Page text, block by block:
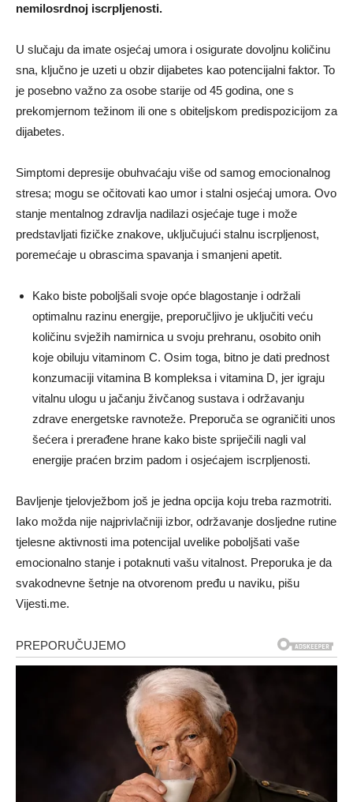
nemilosrdnoj iscrpljenosti.
U slučaju da imate osjećaj umora i osigurate dovoljnu količinu
sna, ključno je uzeti u obzir dijabetes kao potencijalni faktor. To
je posebno važno za osobe starije od 45 godina, one s
prekomjernom težinom ili one s obiteljskom predispozicijom za
dijabetes.
Simptomi depresije obuhvaćaju više od samog emocionalnog
stresa; mogu se očitovati kao umor i stalni osjećaj umora. Ovo
stanje mentalnog zdravlja nadilazi osjećaje tuge i može
predstavljati fizičke znakove, uključujući stalnu iscrpljenost,
poremećaje u obrascima spavanja i smanjeni apetit.
Kako biste poboljšali svoje opće blagostanje i održali
optimalnu razinu energije, preporučljivo je uključiti veću
količinu svježih namirnica u svoju prehranu, osobito onih
koje obiluju vitaminom C. Osim toga, bitno je dati prednost
konzumaciji vitamina B kompleksa i vitamina D, jer igraju
vitalnu ulogu u jačanju živčanog sustava i održavanju
zdrave energetske ravnoteže. Preporuča se ograničiti unos
šećera i prerađene hrane kako biste spriječili nagli val
energije praćen brzim padom i osjećajem iscrpljenosti.
Bavljenje tjelovježbom još je jedna opcija koju treba razmotriti.
Iako možda nije najprivlačniji izbor, održavanje dosljedne rutine
tjelesne aktivnosti ima potencijal uvelike poboljšati vaše
emocionalno stanje i potaknuti vašu vitalnost. Preporuka je da
svakodnevne šetnje na otvorenom pređu u naviku, pišu
Vijesti.me.